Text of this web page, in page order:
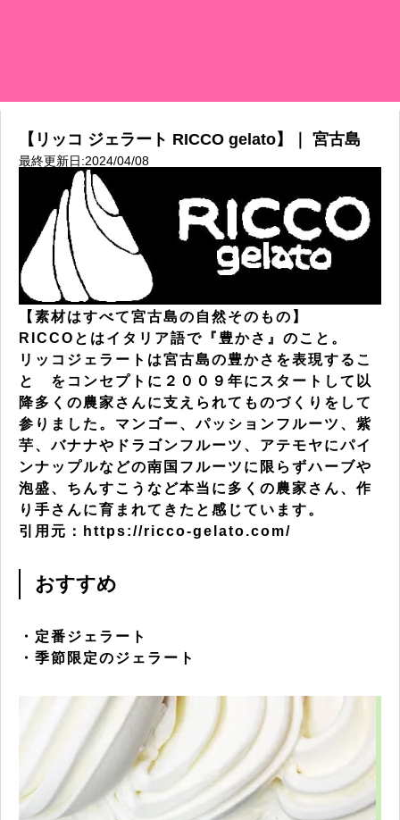
【リッコ ジェラート RICCO gelato】｜ 宮古島
最終更新日:2024/04/08
【素材はすべて宮古島の自然そのもの】
RICCOとはイタリア語で『豊かさ』のこと。
リッコジェラートは宮古島の豊かさを表現するこ
と をコンセプトに２００９年にスタートして以
降多くの農家さんに支えられてものづくりをして
参りました。マンゴー、パッションフルーツ、紫
芋、バナナやドラゴンフルーツ、アテモヤにパイ
ンナップルなどの南国フルーツに限らずハーブや
泡盛、ちんすこうなど本当に多くの農家さん、作
り手さんに育まれてきたと感じています。
引用元：https://ricco-gelato.com/
おすすめ
・定番ジェラート
・季節限定のジェラート